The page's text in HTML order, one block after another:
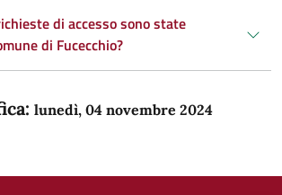
di accesso sono state
di Fucecchio?
lunedì, 04 novembre 2024